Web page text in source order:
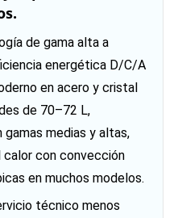
de gama alta a
energética D/C/A
en acero y cristal
de 70–72 L,
medias y altas,
con convección
en muchos modelos.
técnico menos